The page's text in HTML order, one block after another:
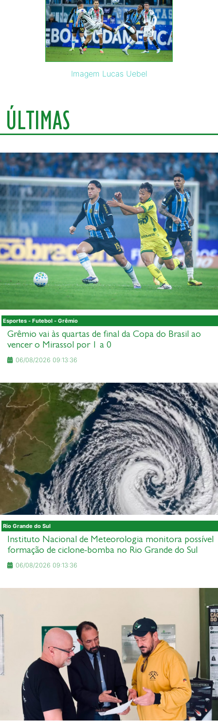
Imagem Lucas Uebel
ÚLTIMAS
Esportes - Futebol - Grêmio
Grêmio vai às quartas de final da Copa do Brasil ao
vencer o Mirassol por 1 a 0
06/08/2026 09:13:36
Rio Grande do Sul
Instituto Nacional de Meteorologia monitora possível
formação de ciclone-bomba no Rio Grande do Sul
06/08/2026 09:13:36